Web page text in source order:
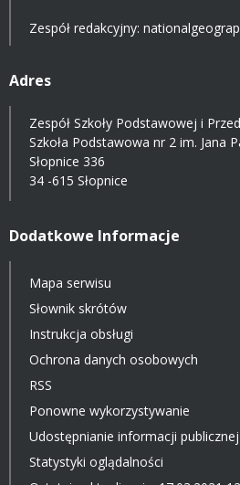
Zespół redakcyjny:
Adres
Zespół Szkoły Podstawowej i
Szkoła Podstawowa nr 2 im. Jana
Słopnice 336
34 -615 Słopnice
Dodatkowe Informacje
Mapa serwisu
Słownik skrótów
Instrukcja obsługi
Ochrona danych osobowych
RSS
Ponowne wykorzystywanie
Udostępnianie informacji publicznej
Statystyki oglądalności